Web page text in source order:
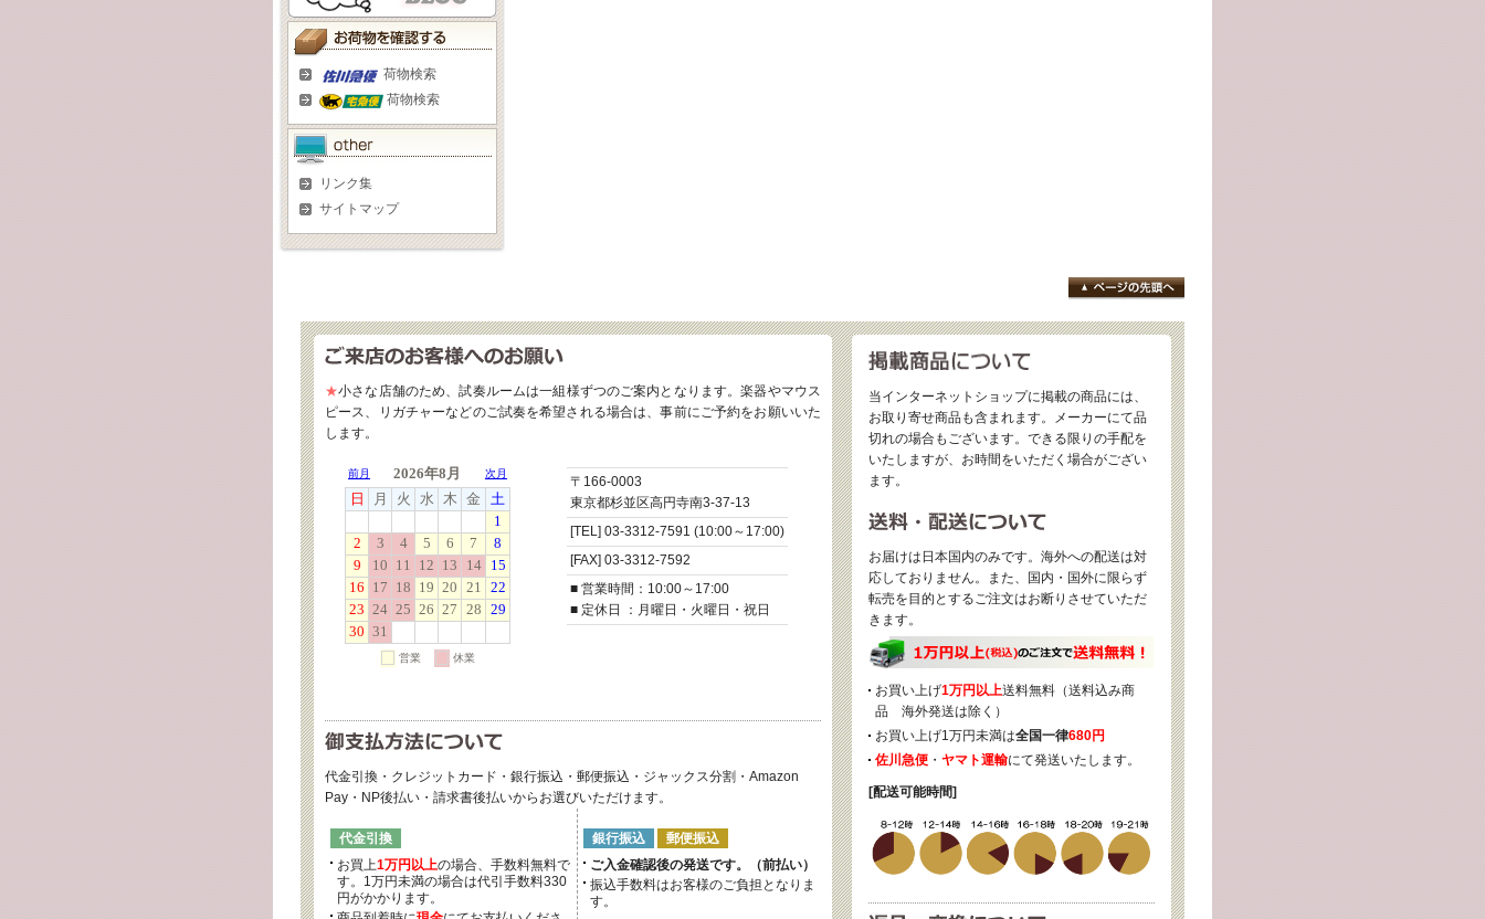
荷物検索
荷物検索
リンク集
サイトマップ
★小さな店舗のため、試奏ルームは一組様ずつのご案内となります。楽器やマウス
ピース、リガチャーなどのご試奏を希望される場合は、事前にご予約をお願いいた
します。
〒166-0003
東京都杉並区高円寺南3-37-13
[TEL] 03-3312-7591 (10:00～17:00)
[FAX] 03-3312-7592
■ 営業時間：10:00～17:00
■ 定休日 ：月曜日・火曜日・祝日
代金引換・クレジットカード・銀行振込・郵便振込・ジャックス分割・Amazon
Pay・NP後払い・請求書後払いからお選びいただけます。
代金引換
お買上1万円以上の場合、手数料無料で
す。1万円未満の場合は代引手数料330
円がかかります。
銀行振込
郵便振込
ご入金確認後の発送です。（前払い）
振込手数料はお客様のご負担となりま
す。
当インターネットショップに掲載の商品には、
お取り寄せ商品も含まれます。メーカーにて品
切れの場合もございます。できる限りの手配を
いたしますが、お時間をいただく場合がござい
ます。
お届けは日本国内のみです。海外への配送は対
応しておりません。また、国内・国外に限らず
転売を目的とするご注文はお断りさせていただ
きます。
お買い上げ1万円以上送料無料（送料込み商
品 海外発送は除く）
お買い上げ1万円未満は全国一律680円
佐川急便 ・ ヤマト運輸にて発送いたします。
[配送可能時間]